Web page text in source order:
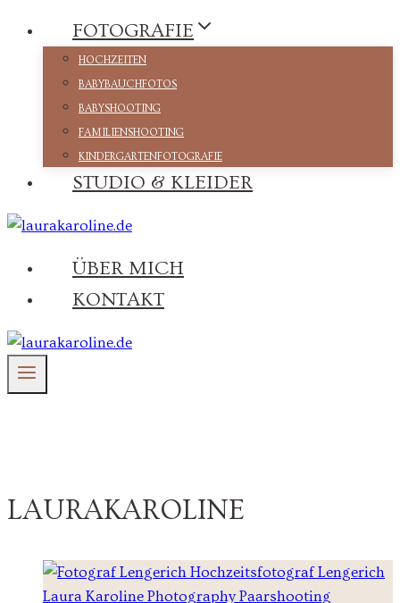
Zum
Inhalt
FOTOGRAFIE
HOCHZEITEN
BABYBAUCHFOTOS
BABYSHOOTING
FAMILIENSHOOTING
KINDERGARTENFOTOGRAFIE
STUDIO & KLEIDER
ÜBER MICH
KONTAKT
LAURAKAROLINE